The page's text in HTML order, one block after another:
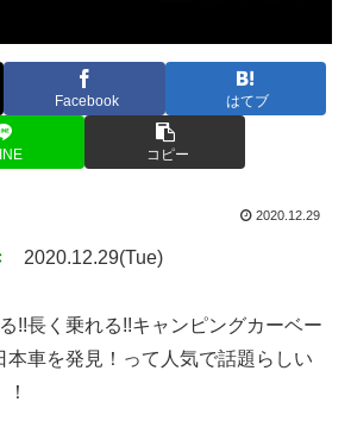
Facebook はてブ
コピー
2020.12.29
2020.12.29(Tue)
!!長く乗れる!!キャンピングカーベー
本車を発見！って人気で話題らしい